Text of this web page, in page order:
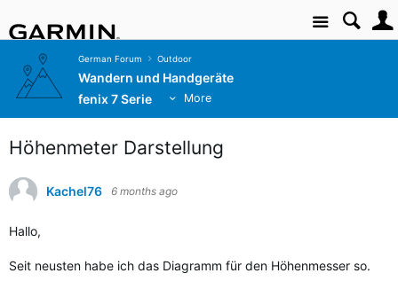
Site
German Forum Outdoor
Wandern und Handgeräte
fenix 7 Serie
More
Höhenmeter Darstellung
Kachel76 6 months ago
Hallo,
Seit neusten habe ich das Diagramm für den Höhenmesser so.